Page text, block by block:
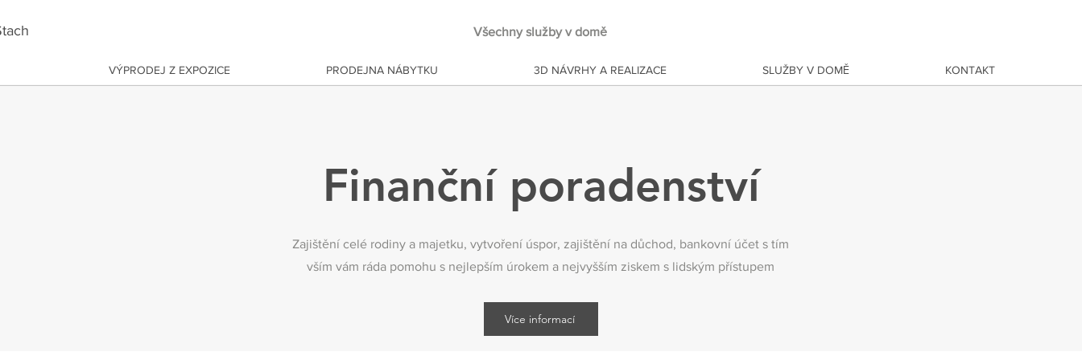
Všechny služby v domě
VÝPRODEJ Z EXPOZICE PRODEJNA NÁBYTKU 3D NÁVRHY A REALIZACE SLUŽBY V DOMĚ KONTAKT
Finanční poradenství
Zajištění celé rodiny a majetku, vytvoření úspor, zajištění na důchod, bankovní účet s tím
vším vám ráda pomohu s nejlepším úrokem a nejvyšším ziskem s lidským přístupem
Více informací